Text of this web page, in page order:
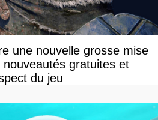
une nouvelle grosse mise
gratuites et
du jeu